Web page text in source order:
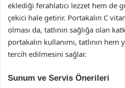
eklediği ferahlatıcı lezzet hem de
çekici hale getirir. Portakalın C
olması da, tatlının sağlığa olan
portakalın kullanımı, tatlının hem
tercih edilmesini sağlar.
Sunum ve Servis Önerileri